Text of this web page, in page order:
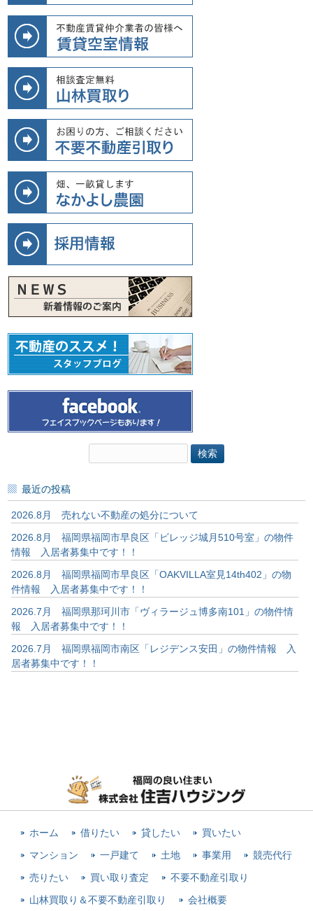
最近の投稿
2026.8月 売れない不動産の処分について
2026.8月 福岡県福岡市早良区「ビレッジ城月510号室」の物件
情報 入居者募集中です！！
2026.8月 福岡県福岡市早良区「OAKVILLA室見14th402」の物
件情報 入居者募集中です！！
2026.7月 福岡県那珂川市「ヴィラージュ博多南101」の物件情
報 入居者募集中です！！
2026.7月 福岡県福岡市南区「レジデンス安田」の物件情報 入
居者募集中です！！
ホーム 借りたい 貸したい 買いたい
マンション 一戸建て 土地 事業用 競売代行
売りたい 買い取り査定 不要不動産引取り
山林買取り＆不要不動産引取り 会社概要